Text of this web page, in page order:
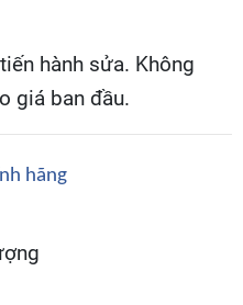
hành sửa. Không
giá ban đầu.
hãng